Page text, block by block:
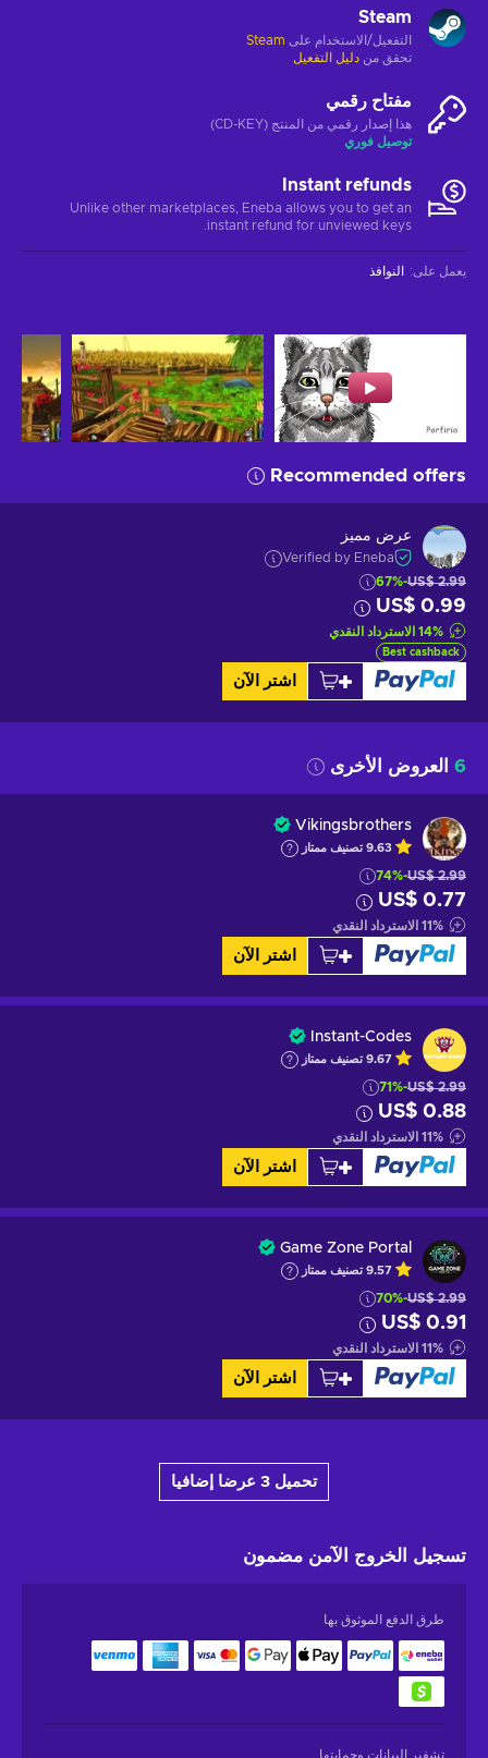
Steam
التفعيل/الاستخدام على Steam
تحقق من دليل التفعيل
مفتاح رقمي
هذا إصدار رقمي من المنتج (CD-KEY)
توصيل فوري
Instant refunds
Unlike other marketplaces, Eneba allows you to get an
instant refund for unviewed keys.
يعمل على: النوافذ
Recommended offers
عرض مميز
Verified by Eneba
US$ 2.99
-67%
US$ 0.99
14% الاسترداد النقدي
Best cashback
اشتر الآن
6 العروض الأخرى
Vikingsbrothers
9.63 تصنيف ممتاز
US$ 2.99
-74%
US$ 0.77
11% الاسترداد النقدي
اشتر الآن
Instant-Codes
9.67 تصنيف ممتاز
US$ 2.99
-71%
US$ 0.88
11% الاسترداد النقدي
اشتر الآن
Game Zone Portal
9.57 تصنيف ممتاز
US$ 2.99
-70%
US$ 0.91
11% الاسترداد النقدي
اشتر الآن
تحميل 3 عرضا إضافيا
تسجيل الخروج الآمن مضمون
طرق الدفع الموثوق بها
تشفير البيانات وحمايتها